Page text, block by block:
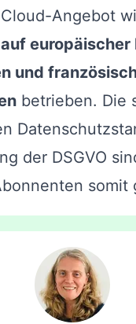
Angebot
und
betrieben. Die
der DSGVO
somit